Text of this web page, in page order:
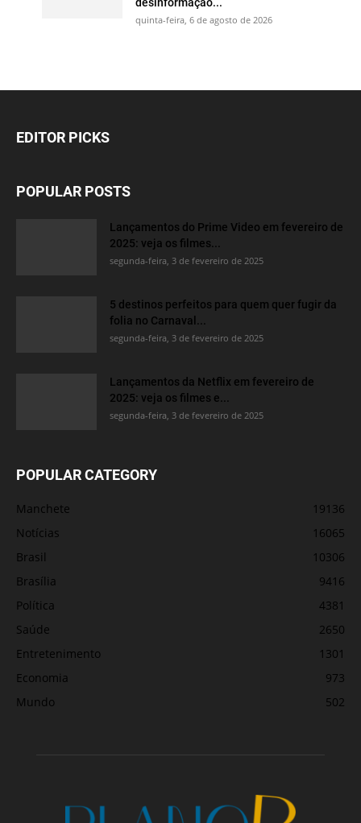
quinta-feira, 6 de agosto de 2026
EDITOR PICKS
POPULAR POSTS
Lançamentos do Prime Video em fevereiro de
2025: veja os filmes...
segunda-feira, 3 de fevereiro de 2025
5 destinos perfeitos para quem quer fugir da
folia no Carnaval...
segunda-feira, 3 de fevereiro de 2025
Lançamentos da Netflix em fevereiro de
2025: veja os filmes e...
segunda-feira, 3 de fevereiro de 2025
POPULAR CATEGORY
Manchete
19136
Notícias
16065
Brasil
10306
Brasília
9416
Política
4381
Saúde
2650
Entretenimento
1301
Economia
973
Mundo
502